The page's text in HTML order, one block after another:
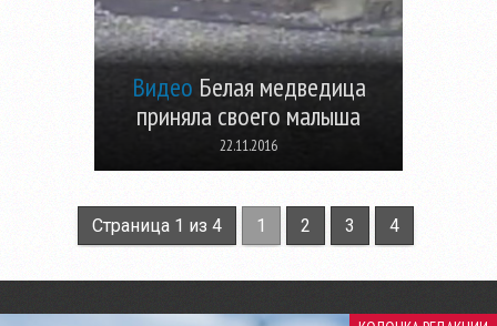
Видео Белая медведица
приняла своего малыша
22.11.2016
Страница 1 из 4 1 2 3 4